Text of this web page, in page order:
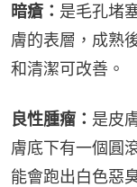
暗瘡： 是毛孔堵
膚的表層，成熟
和清潔可改善。
良性腫瘤： 是皮
膚底下有一個圓
能會跑出白色惡